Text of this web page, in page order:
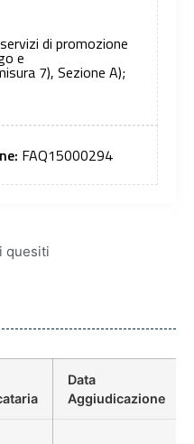
di promozione
e
7), Sezione A);
FAQ15000294
quesiti
Data
Aggiudicazione